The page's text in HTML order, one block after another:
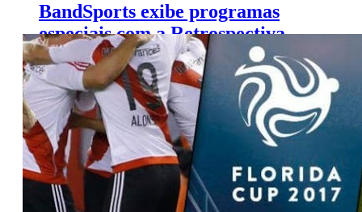
BandSports exibe programas
especiais com a Retrospectiva
2016